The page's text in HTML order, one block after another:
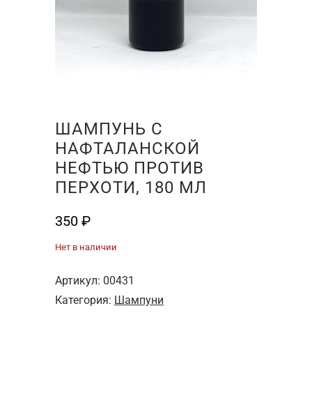
ШАМПУНЬ С
НАФТАЛАНСКОЙ
НЕФТЬЮ ПРОТИВ
ПЕРХОТИ, 180 МЛ
350 ₽
Нет в наличии
Артикул: 00431
Категория: Шампуни